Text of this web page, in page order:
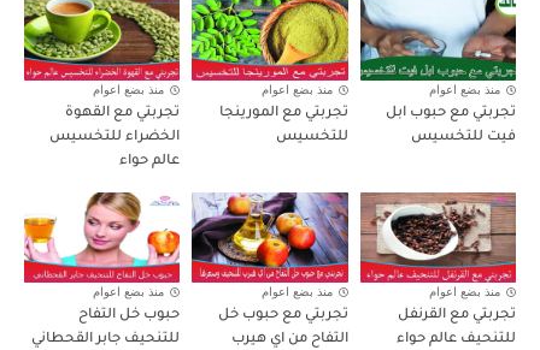
منذ بضع اعوام
تجربتي مع حبوب ابل
فيت للتخسيس
منذ بضع اعوام
تجربتي مع المورينجا
للتخسيس
منذ بضع اعوام
تجربتي مع القهوة
الخضراء للتخسيس
عالم حواء
منذ بضع اعوام
تجربتي مع القرنفل
للتنحيف عالم حواء
منذ بضع اعوام
تجربتي مع حبوب خل
التفاح من اي هيرب
منذ بضع اعوام
حبوب خل التفاح
للتنحيف جابر القحطاني